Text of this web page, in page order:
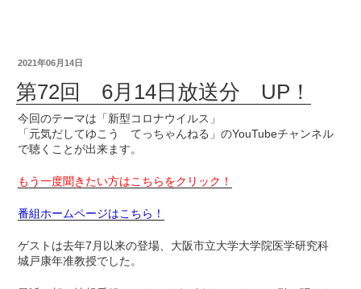
2021年06月14日
第72回 6月14日放送分 UP！
今回のテーマは「新型コロナウイルス」
「元気だしてゆこう てっちゃんねる」のYouTubeチャンネル
で聴くことが出来ます。
もう一度聞きたい方はこちらをクリック！
番組ホームページはこちら！
ゲストは去年7月以来の登場、大阪市立大学大学院医学研究科
城戸康年准教授でした。